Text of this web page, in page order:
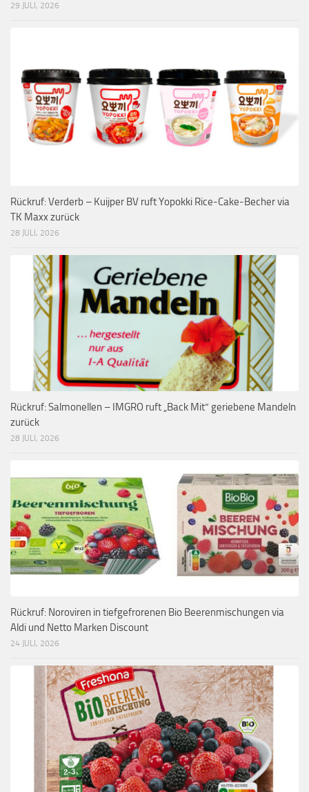
29 JULI, 2026
Rückruf: Verderb – Kuijper BV ruft Yopokki Rice-Cake-Becher via
TK Maxx zurück
28 JULI, 2026
Rückruf: Salmonellen – IMGRO ruft „Back Mit“ geriebene Mandeln
zurück
28 JULI, 2026
Rückruf: Noroviren in tiefgefrorenen Bio Beerenmischungen via
Aldi und Netto Marken Discount
24 JULI, 2026